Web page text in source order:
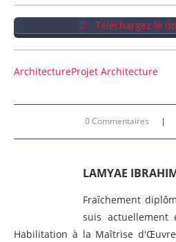
Téléchargez le
ArchitectureProjet Architecture
0 Commentaires
LAMYAE
Fraîchement
suis
Habilitation à la Maîtrise